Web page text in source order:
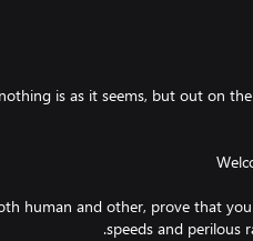
is as it seems, but out on
human and other, prove that